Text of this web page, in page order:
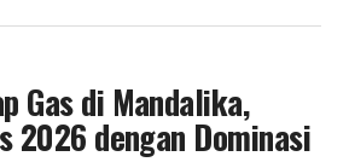
Gas di Mandalika,
2026 dengan Dominasi